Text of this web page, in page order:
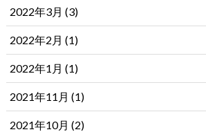
2022年3月 (3)
2022年2月 (1)
2022年1月 (1)
2021年11月 (1)
2021年10月 (2)